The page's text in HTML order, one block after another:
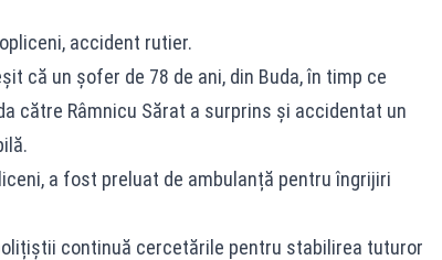
accident rutier.
că un șofer de 78 de ani, din Buda, în timp ce
către Râmnicu Sărat a surprins și accidentat un
a fost preluat de ambulanță pentru îngrijiri
continuă cercetările pentru stabilirea tuturor